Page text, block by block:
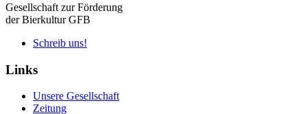
Gesellschaft zur Förderung
der Bierkultur GFB
Schreib uns!
Links
Unsere Gesellschaft
Zeitung